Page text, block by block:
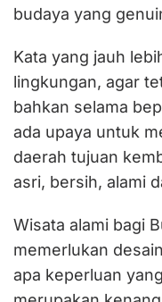
budaya yang
Kata yang jauh
lingkungan, agar
bahkan selama
ada upaya untuk
daerah tujuan
asri, bersih, alami
Wisata alami bagi
memerlukan
apa keperluan